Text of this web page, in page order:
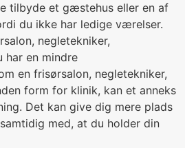
tilbyde et gæstehus eller en af
du ikke har ledige værelser.
negletekniker,
har en mindre
en frisørsalon, negletekniker,
form for klinik, kan et anneks
Det kan give dig mere plads
med, at du holder din